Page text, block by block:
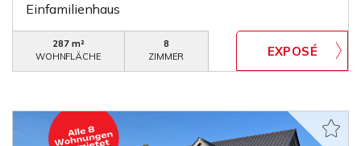
Einfamilienhaus
287 m²
WOHNFLÄCHE
8
ZIMMER